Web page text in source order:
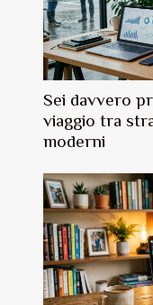
Sei davvero
viaggio tra
moderni